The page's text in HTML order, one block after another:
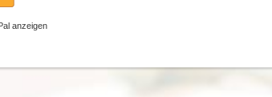
anzeigen